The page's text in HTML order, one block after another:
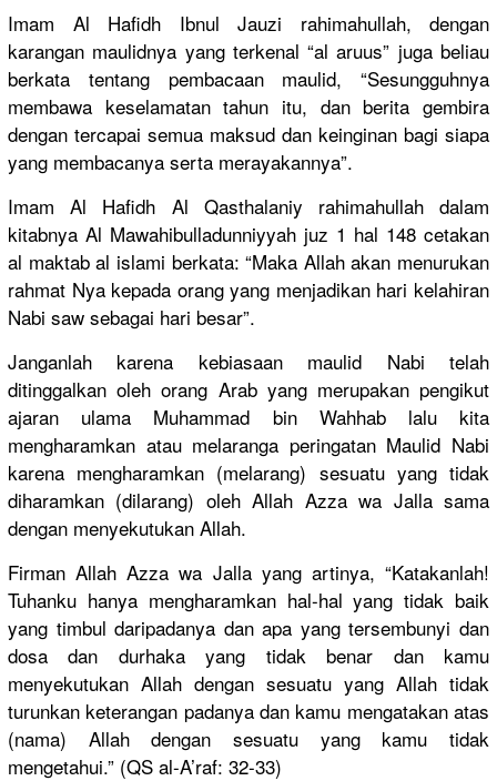
Imam Al Hafidh Ibnul Jauzi rahimahullah, dengan
karangan maulidnya yang terkenal “al aruus” juga beliau
berkata tentang pembacaan maulid, “Sesungguhnya
membawa keselamatan tahun itu, dan berita gembira
dengan tercapai semua maksud dan keinginan bagi siapa
yang membacanya serta merayakannya”.
Imam Al Hafidh Al Qasthalaniy rahimahullah dalam
kitabnya Al Mawahibulladunniyyah juz 1 hal 148 cetakan
al maktab al islami berkata: “Maka Allah akan menurukan
rahmat Nya kepada orang yang menjadikanhari kelahiran
Nabi saw sebagai hari besar”.
Janganlah karena kebiasaan maulid Nabi telah
ditinggalkan oleh orang Arab yang merupakan pengikut
ajaran ulama Muhammad bin Wahhab lalu kita
mengharamkan atau melaranga peringatanMaulid Nabi
karena mengharamkan (melarang) sesuatu yang tidak
diharamkan (dilarang) oleh Allah Azza wa Jalla sama
dengan menyekutukan Allah.
Firman Allah Azza wa Jalla yang artinya, “Katakanlah!
Tuhanku hanya mengharamkan hal-hal yang tidak baik
yang timbul daripadanya dan apa yang tersembunyi dan
dosa dan durhaka yang tidak benar dan kamu
menyekutukan Allah dengan sesuatu yang Allah tidak
turunkan keterangan padanya dan kamu mengatakanatas
(nama) Allah dengan sesuatu yang kamu tidak
mengetahui.” (QS al-A’raf: 32-33)